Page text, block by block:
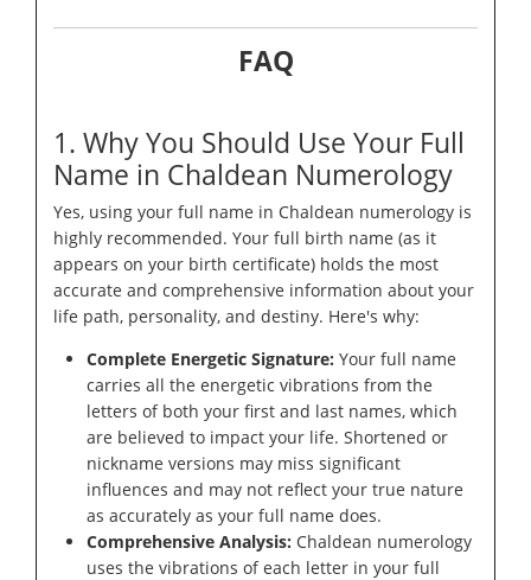
FAQ
1. Why You Should Use Your Full
Name in Chaldean Numerology
Yes, using your full name in Chaldean numerology is
highly recommended. Your full birth name (as it
appears on your birth certificate) holds the most
accurate and comprehensive information about your
life path, personality, and destiny. Here's why:
Complete Energetic Signature: Your full name
carries all the energetic vibrations from the
letters of both your first and last names, which
are believed to impact your life. Shortened or
nickname versions may miss significant
influences and may not reflect your true nature
as accurately as your full name does.
Comprehensive Analysis: Chaldean numerology
uses the vibrations of each letter in your full